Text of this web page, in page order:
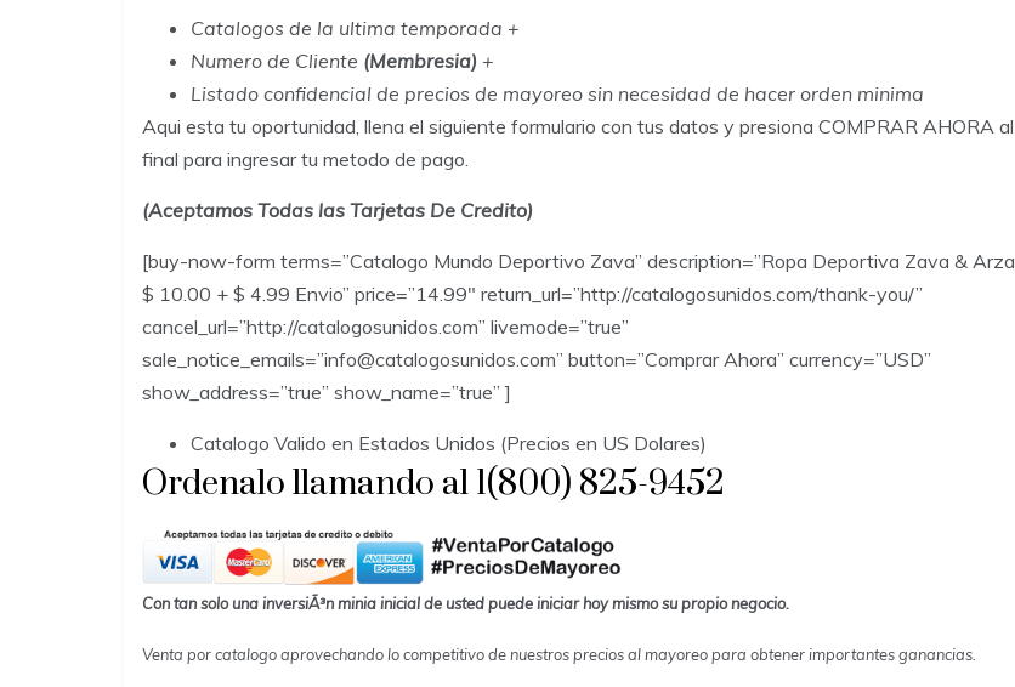
Catalogos de la ultima temporada +
Numero de Cliente (Membresia) +
Listado confidencial de precios de mayoreo sin necesidad de hacer orden minima
Aqui esta tu oportunidad, llena el siguiente formulario con tus datos y presiona COMPRAR AHORA al
final para ingresar tu metodo de pago.
(Aceptamos Todas las Tarjetas De Credito)
[buy-now-form terms=”Catalogo Mundo Deportivo Zava” description=”Ropa Deportiva Zava & Arza
$ 10.00 + $ 4.99 Envio” price=”14.99″ return_url=”http://catalogosunidos.com/thank-you/”
cancel_url=”http://catalogosunidos.com” livemode=”true”
sale_notice_emails=”info@catalogosunidos.com” button=”Comprar Ahora” currency=”USD”
show_address=”true” show_name=”true” ]
Catalogo Valido en Estados Unidos (Precios en US Dolares)
Ordenalo llamando al 1(800) 825-9452
Con tan solo una inversiÃ³n minia inicial de usted puede iniciar hoy mismo su propio negocio.
Venta por catalogo aprovechando lo competitivo de nuestros precios al mayoreo para obtener importantes ganancias.